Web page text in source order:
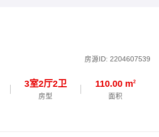
房源ID: 2204607539
3室2厅2卫
房型
110.00 m2
面积